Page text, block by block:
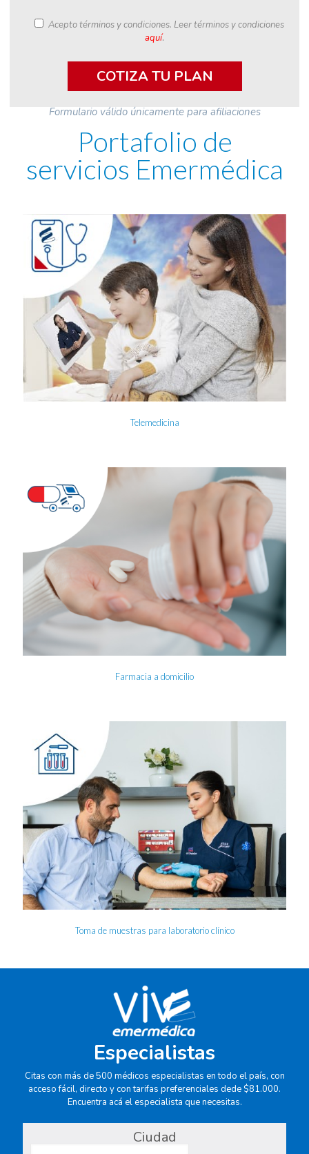
Acepto términos y condiciones. Leer términos y condiciones
aquí.
Formulario válido únicamente para afiliaciones
Portafolio de
servicios Emermédica
Telemedicina
Farmacia a domicilio
Toma de muestras para laboratorio clínico
Especialistas
Citas con más de 500 médicos especialistas en todo el país, con
acceso fácil, directo y con tarifas preferenciales dede $81.000.
Encuentra acá el especialista que necesitas.
Ciudad